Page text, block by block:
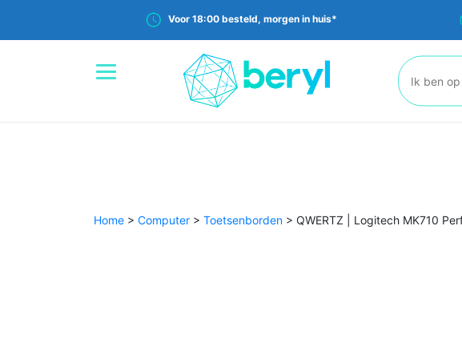
Voor 18:00 besteld, morgen in huis*
Zoeken:
Home > Computer > Toetsenborden > QWERTZ | Logitech MK710